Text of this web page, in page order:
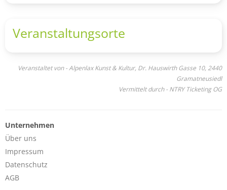
Veranstaltungsorte
Veranstaltet von - Alpenlax Kunst & Kultur, Dr. Hauswirth Gasse 10, 2440
Gramatneusiedl
Vermittelt durch - NTRY Ticketing OG
Unternehmen
Über uns
Impressum
Datenschutz
AGB